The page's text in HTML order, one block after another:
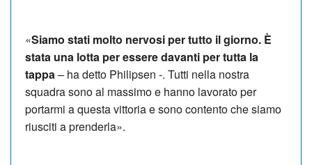
«Siamo stati molto nervosi per tutto il giorno. È
stata una lotta per essere davanti per tutta la
tappa– ha detto Philipsen -. Tutti nella nostra
squadra sono al massimo e hanno lavorato per
portarmi a questa vittoria e sono contento che siamo
riusciti a prenderla».